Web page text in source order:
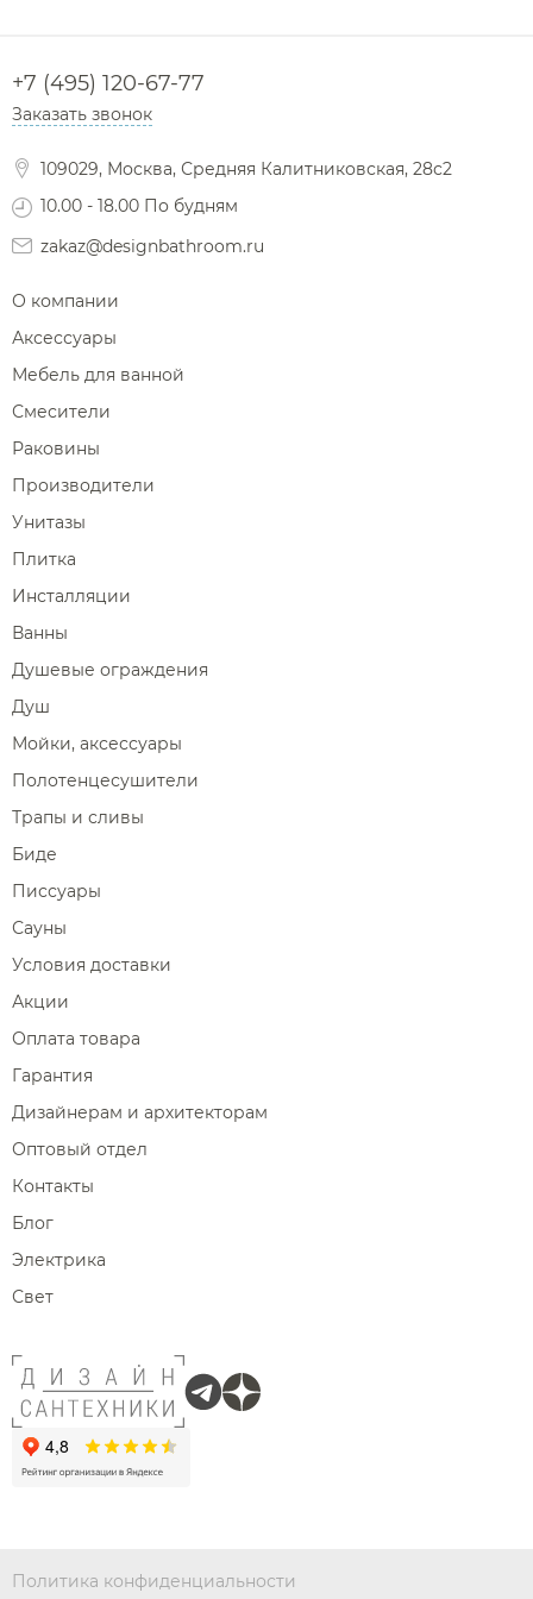
+7 (495) 120-67-77
Заказать звонок
109029, Москва, Средняя Калитниковская, 28с2
10.00 - 18.00 По будням
zakaz@designbathroom.ru
О компании
Аксессуары
Мебель для ванной
Смесители
Раковины
Производители
Унитазы
Плитка
Инсталляции
Ванны
Душевые ограждения
Душ
Мойки, аксессуары
Полотенцесушители
Трапы и сливы
Биде
Писсуары
Сауны
Условия доставки
Акции
Оплата товара
Гарантия
Дизайнерам и архитекторам
Оптовый отдел
Контакты
Блог
Электрика
Свет
Политика конфиденциальности